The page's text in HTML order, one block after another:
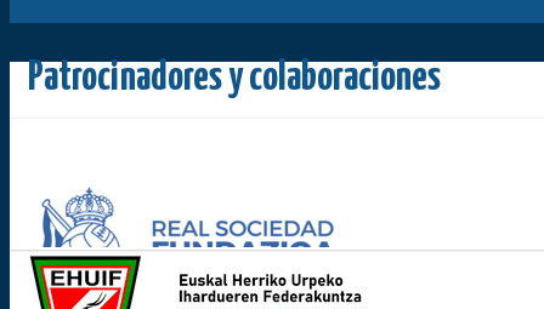
Patrocinadores y colaboraciones